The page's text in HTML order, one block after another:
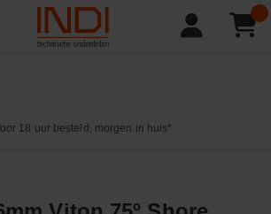
18 uur besteld, morgen in huis*